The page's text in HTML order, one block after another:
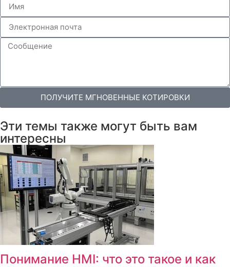
ПОЛУЧИТЕ МГНОВЕННЫЕ КОТИРОВКИ
Эти темы также могут быть вам
интересны
Понимание HMI: что это такое и как